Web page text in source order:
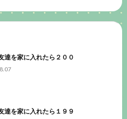
達を家に入れたら２００
達を家に入れたら１９９